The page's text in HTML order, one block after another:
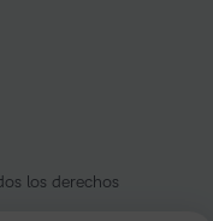
los derechos